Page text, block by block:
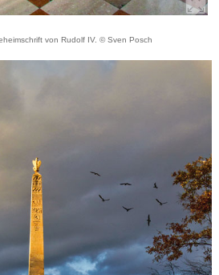
von Rudolf IV. © Sven Posch